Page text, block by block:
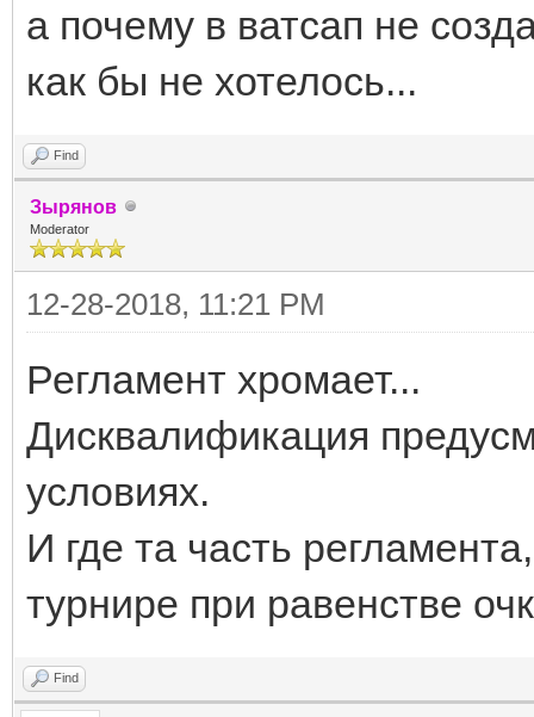
а почему в ватсап не
как бы не хотелось...
Find
Зырянов
Moderator
12-28-2018, 11:21 PM
Регламент хромает...
Дисквалификация
условиях.
И где та часть
турнире при равенстве
Find